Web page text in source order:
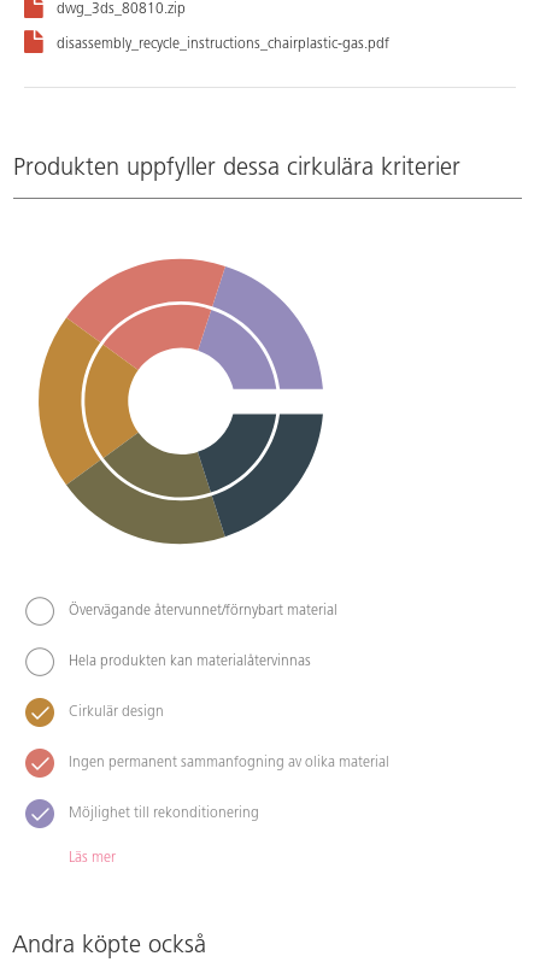
dwg_3ds_80810.zip
disassembly_recycle_instructions_chairplastic-gas.pdf
Produkten uppfyller dessa cirkulära kriterier
Övervägande återvunnet/förnybart material
Hela produkten kan materialåtervinnas
Cirkulär design
Ingen permanent sammanfogning av olika material
Möjlighet till rekonditionering
Läs mer
Andra köpte också